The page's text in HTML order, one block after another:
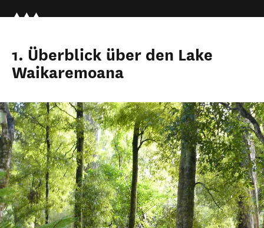
1. Überblick über den Lake
Waikaremoana